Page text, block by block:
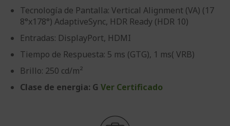
Tecnología de Pantalla: Vertical Alignment (VA) (17
8°x178°) AdaptiveSync, HDR Ready (HDR 10)
Entradas: DisplayPort, HDMI
Tiempo de Respuesta: 5 ms (GTG), 1 ms( VRB)
Brillo: 250 cd/m²
Clase de energia: G Ver Certificado